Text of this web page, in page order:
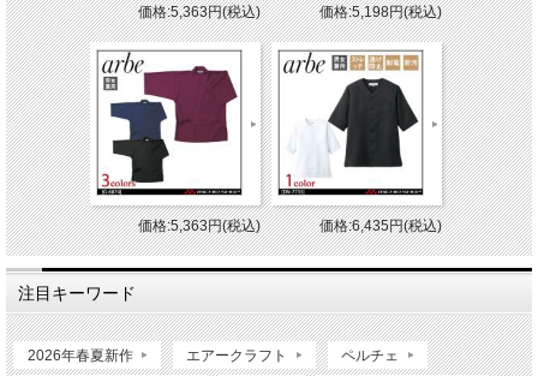
価格:5,363円(税込) 価格:5,198円(税込)
価格:5,363円(税込) 価格:6,435円(税込)
注目キーワード
2026年春夏新作 エアークラフト ペルチェ